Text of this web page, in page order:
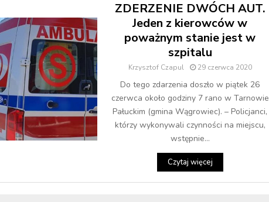
ZDERZENIE DWÓCH AUT.
Jeden z kierowców w
poważnym stanie jest w
szpitalu
Krzysztof Czapul 29 czerwca 2020
Do tego zdarzenia doszło w piątek 26
czerwca około godziny 7 rano w Tarnowie
Pałuckim (gmina Wągrowiec). – Policjanci,
którzy wykonywali czynności na miejscu,
wstępnie...
Czytaj więcej